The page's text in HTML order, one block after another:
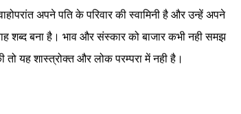
अपने पति के परिवार की स्वामिनी है और उन्हें अपने
शब्द बना है। भाव और संस्कार को बाजार कभी नही समझ
यह शास्त्रोक्त और लोक परम्परा में नही है।